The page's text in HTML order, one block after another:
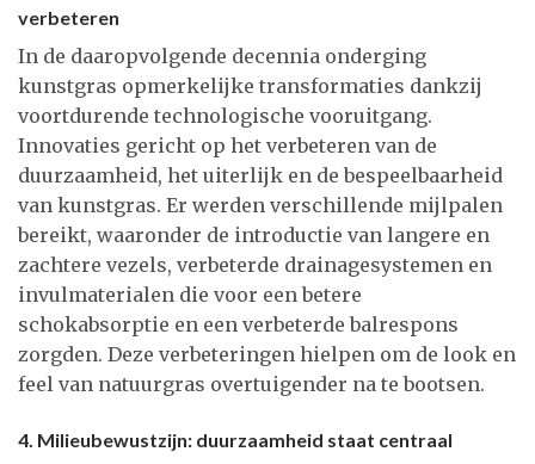
verbeteren
In de daaropvolgende decennia onderging
kunstgras opmerkelijke transformaties dankzij
voortdurende technologische vooruitgang.
Innovaties gericht op het verbeteren van de
duurzaamheid, het uiterlijk en de bespeelbaarheid
van kunstgras. Er werden verschillende mijlpalen
bereikt, waaronder de introductie van langere en
zachtere vezels, verbeterde drainagesystemen en
invulmaterialen die voor een betere
schokabsorptie en een verbeterde balrespons
zorgden. Deze verbeteringen hielpen om de look en
feel van natuurgras overtuigender na te bootsen.
4. Milieubewustzijn: duurzaamheid staat centraal